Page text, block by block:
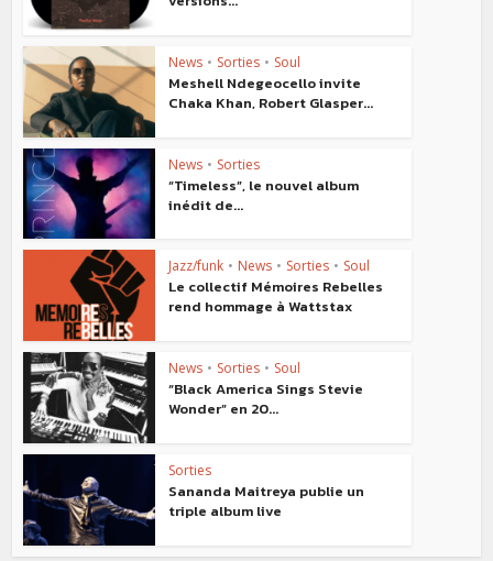
News • Sorties • Soul
Meshell Ndegeocello invite
Chaka Khan, Robert Glasper...
News • Sorties
“Timeless”, le nouvel album
inédit de...
Jazz/funk • News • Sorties • Soul
Le collectif Mémoires Rebelles
rend hommage à Wattstax
News • Sorties • Soul
“Black America Sings Stevie
Wonder” en 20...
Sorties
Sananda Maitreya publie un
triple album live